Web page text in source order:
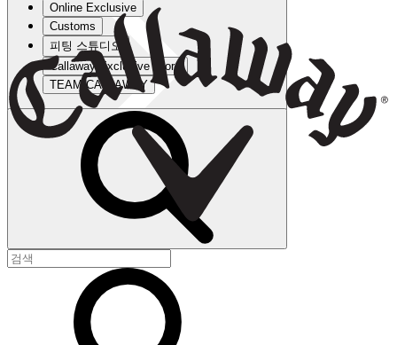
Online Exclusive
Customs
피팅 스튜디오
Callaway Exclusive Store
TEAM CALLAWAY